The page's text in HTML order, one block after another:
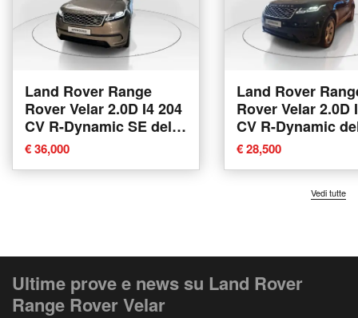
Land Rover Range
Rover Velar 2.0D I4 204
CV R-Dynamic SE del
2022 usata a Modena
€ 36,000
Land Rover
Rover Velar 2.0D
CV R-Dynamic
usata a Modena
€ 28,500
Vedi tutte
Ultime prove e news su Land Rover
Range Rover Velar